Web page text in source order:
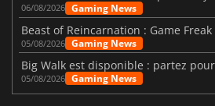
06/08/2026 Gaming News
05/08/2026 Gaming News
05/08/2026 Gaming News